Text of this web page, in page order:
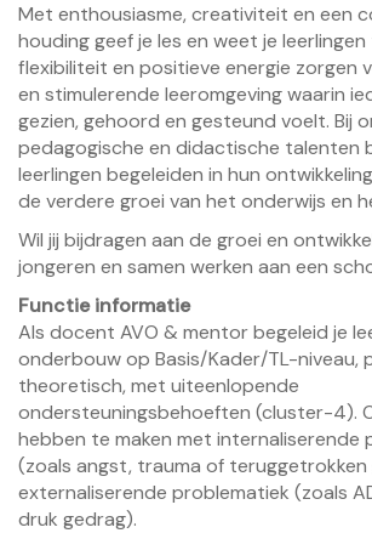
Met enthousiasme, creativiteit en een
houding geef je les en weet je
flexibiliteit en positieve energie zorgen
en stimulerende leeromgeving waarin
gezien, gehoord en gesteund voelt. Bij
pedagogische en didactische talenten
leerlingen begeleiden in hun
de verdere groei van het onderwijs en
Wil jij bijdragen aan de groei en
jongeren en samen werken aan een
Functie informatie
Als docent AVO & mentor begeleid je
onderbouw op Basis/Kader/TL-niveau,
theoretisch, met uiteenlopende
ondersteuningsbehoeften (cluster-4).
hebben te maken met internaliserende
(zoals angst, trauma of teruggetrokken
externaliserende problematiek (zoals
druk gedrag).